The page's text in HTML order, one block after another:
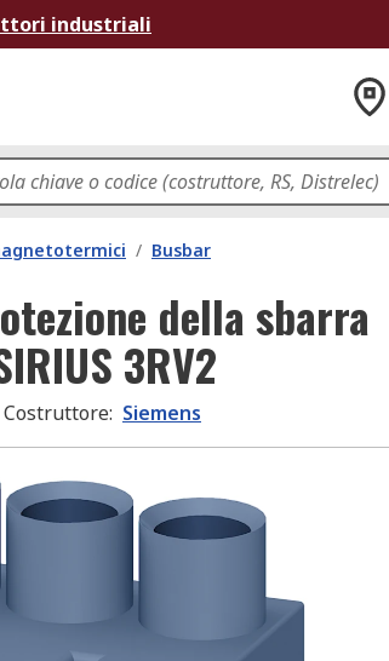
industriali
/ Busbar
della sbarra
3RV2
Costruttore: Siemens